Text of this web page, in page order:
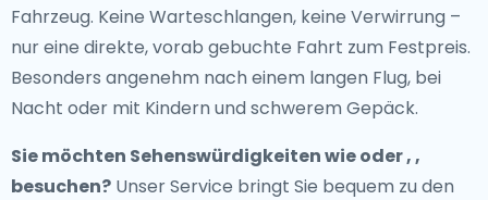
Fahrzeug. Keine Warteschlangen, keine Verwirrung –
nur eine direkte, vorab gebuchte Fahrt zum Festpreis.
Besonders angenehm nach einem langen Flug, bei
Nacht oder mit Kindern und schwerem Gepäck.
Sie möchten Sehenswürdigkeiten wie oder , ,
besuchen? Unser Service bringt Sie bequem zu den